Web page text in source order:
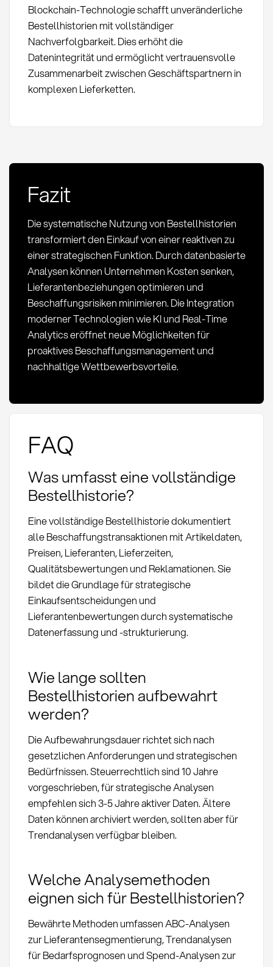
Blockchain-Technologie schafft unveränderliche
Bestellhistorien mit vollständiger
Nachverfolgbarkeit. Dies erhöht die
Datenintegrität und ermöglicht vertrauensvolle
Zusammenarbeit zwischen Geschäftspartnern in
komplexen Lieferketten.
Fazit
Die systematische Nutzung von Bestellhistorien
transformiert den Einkauf von einer reaktiven zu
einer strategischen Funktion. Durch datenbasierte
Analysen können Unternehmen Kosten senken,
Lieferantenbeziehungen optimieren und
Beschaffungsrisiken minimieren. Die Integration
moderner Technologien wie KI und Real-Time
Analytics eröffnet neue Möglichkeiten für
proaktives Beschaffungsmanagement und
nachhaltige Wettbewerbsvorteile.
FAQ
Was umfasst eine vollständige
Bestellhistorie?
Eine vollständige Bestellhistorie dokumentiert
alle Beschaffungstransaktionen mit Artikeldaten,
Preisen, Lieferanten, Lieferzeiten,
Qualitätsbewertungen und Reklamationen. Sie
bildet die Grundlage für strategische
Einkaufsentscheidungen und
Lieferantenbewertungen durch systematische
Datenerfassung und -strukturierung.
Wie lange sollten
Bestellhistorien aufbewahrt
werden?
Die Aufbewahrungsdauer richtet sich nach
gesetzlichen Anforderungen und strategischen
Bedürfnissen. Steuerrechtlich sind 10 Jahre
vorgeschrieben, für strategische Analysen
empfehlen sich 3-5 Jahre aktiver Daten. Ältere
Daten können archiviert werden, sollten aber für
Trendanalysen verfügbar bleiben.
Welche Analysemethoden
eignen sich für Bestellhistorien?
Bewährte Methoden umfassen ABC-Analysen
zur Lieferantensegmentierung, Trendanalysen
für Bedarfsprognosen und Spend-Analysen zur